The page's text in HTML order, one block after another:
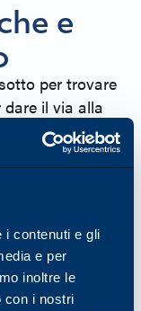
i contenuti e gli
e per
inoltre le
con i nostri
e
per trovare
il via alla
riuscite a trovare
le nostre